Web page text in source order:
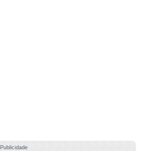
Publicidade